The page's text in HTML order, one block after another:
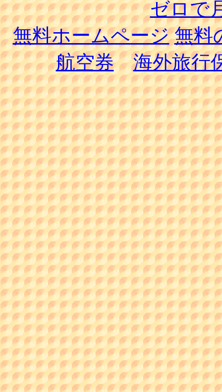
ゼロで
無料ホームページ 無料
航空券
海外旅行